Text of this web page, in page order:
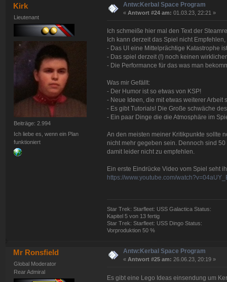
Kirk
Lieutenant
Beiträge: 2.994
Ich liebe es, wenn ein Plan
funktioniert
Antw:Kerbal Space Program
« Antwort #24 am: 01.03.23, 22:21 »
Ich schmeiße hier mal den Text der
Ich kann derzeit das Spiel nicht Empfehlen,
- Das UI eine Mittelprächtige Katastrophe
- Das spiel derzeit (!) noch keinen
- Die Performance für das was man
Was mir Gefällt:
- Der Humor ist so etwas von KSP!
- Neue Ideen, die mit etwas weiterer Arbeit
- Es gibt Tutorials! Die Große schwäche
- Ein paar Dinge die die Atmosphäre im
An den meisten meiner Kritikpunkte sollte
nicht mehr gegeben sein. Dennoch sind
damit leider nicht zu empfehlen.
Ein erste Eindrücke Video vom Spiel seht
https://www.youtube.com/
Star Trek: Starfleet: USS Galactica Status:
Kapitel 5 von 13 fertig
Star Trek: Starfleet: USS Dingo Status:
Vorproduktion 50 %
Mr Ronsfield
Global Moderator
Rear Admiral
Antw:Kerbal Space Program
« Antwort #25 am: 26.06.23, 20:19 »
Es gibt eine Lego Ideas einsendung um